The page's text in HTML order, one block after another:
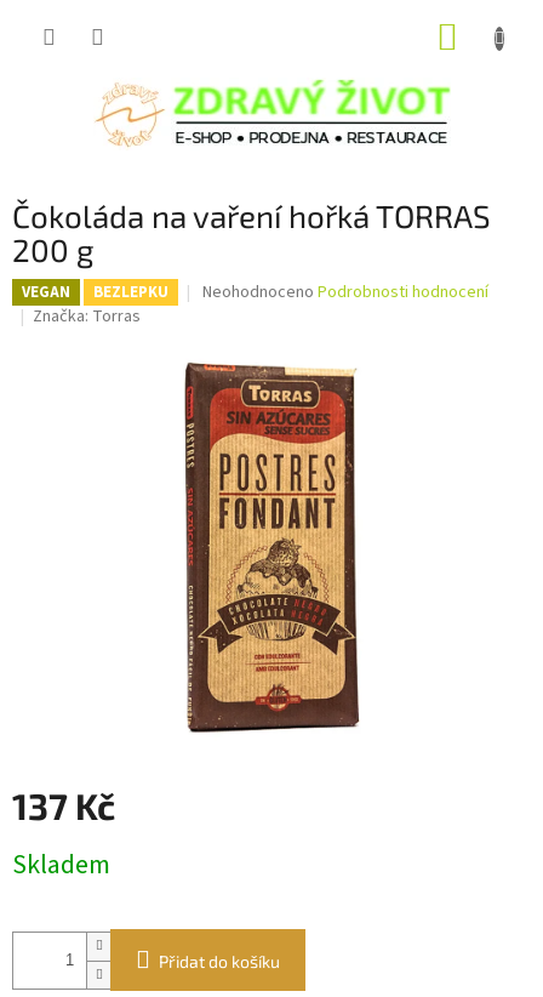
Čokoláda na vaření hořká TORRAS
200 g
VEGAN BEZLEPKU
Průměrné
je
0,0
hvězdiček.
Neohodnoceno Podrobnosti hodnocení
Značka: Torras
137 Kč
cena:
Skladem
Přidat do košíku